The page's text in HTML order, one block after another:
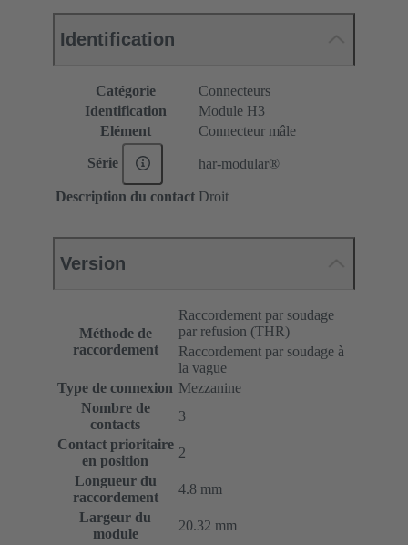
Identification
Catégorie
Connecteurs
Identification
Module H3
Elément
Connecteur mâle
Série har-modular®
Description du contact Droit
Version
Méthode de
raccordement
Raccordement par soudage
par refusion (THR)
Raccordement par soudage à
la vague
Type de connexion Mezzanine
Nombre de
contacts
3
Contact prioritaire
en position
2
Longueur du
raccordement
4.8 mm
Largeur du
module
20.32 mm